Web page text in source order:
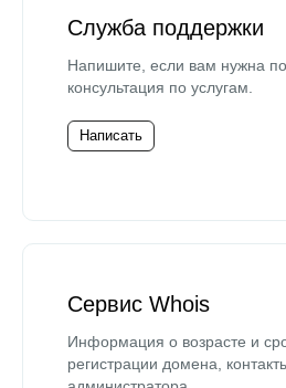
Служба поддержки
Напишите, если вам нужна
консультация по услугам.
Написать
Сервис Whois
Информация о возрасте и
регистрации домена,